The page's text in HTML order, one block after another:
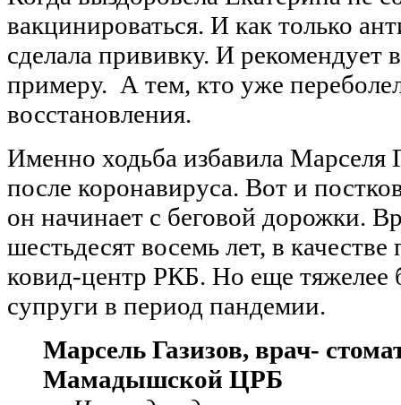
вакцинироваться. И как только
сделала прививку. И рекомендует
примеру. А тем, кто уже
восстановления.
Именно ходьба избавила Марселя
после коронавируса. Вот и
он начинает с беговой дорожки.
шестьдесят восемь лет, в
ковид-центр РКБ. Но еще тяжелее
супруги в период пандемии.
Марсель Газизов, врач-
Мамадышской ЦРБ